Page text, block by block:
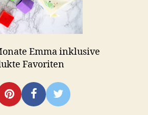
Emma inklusive
Favoriten